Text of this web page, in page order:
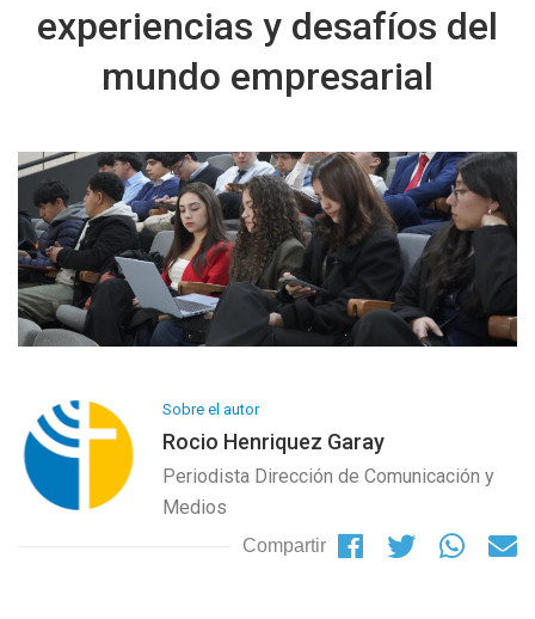
experiencias y desafíos del
mundo empresarial
Sobre el autor
Rocio Henriquez Garay
Periodista Dirección de Comunicación y
Medios
Compartir